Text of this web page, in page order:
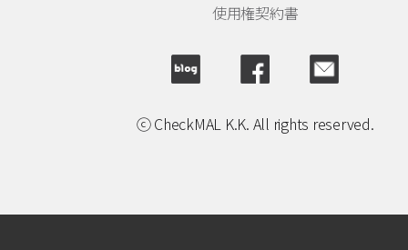
使用権契約書
ⓒ CheckMAL K.K. All rights reserved.